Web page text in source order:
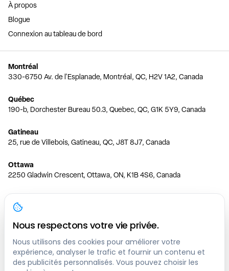
À propos
Blogue
Connexion au tableau de bord
Montréal
330-6750 Av. de l'Esplanade, Montréal, QC, H2V 1A2, Canada
Québec
190-b, Dorchester Bureau 50.3, Quebec, QC, G1K 5Y9, Canada
Gatineau
25, rue de Villebois, Gatineau, QC, J8T 8J7, Canada
Ottawa
2250 Gladwin Crescent, Ottawa, ON, K1B 4S6, Canada
Toronto
150 Ferrand Dr, 6th Floor, Toronto, ON, M3C 3E5, Canada
Vancouver
1200 W 73rd Ave #1415, Vancouver, BC, V6P 6G5, Canada
Calgary
Nous respectons votre vie privée.
Nous utilisons des cookies pour améliorer votre
expérience, analyser le trafic et fournir un contenu et
des publicités personnalisés. Vous pouvez choisir les